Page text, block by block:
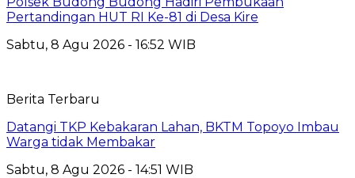
Pertandingan HUT RI Ke-81 di Desa Kire
Sabtu, 8 Agu 2026 - 16:52 WIB
Berita Terbaru
Datangi TKP Kebakaran Lahan, BKTM Topoyo Imbau
Warga tidak Membakar
Sabtu, 8 Agu 2026 - 14:51 WIB